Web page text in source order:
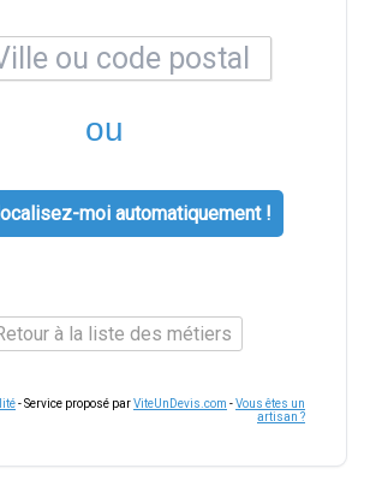
ou
moi automatiquement !
à la liste des métiers
- Service proposé parViteUnDevis.com -Vous êtes un
artisan ?